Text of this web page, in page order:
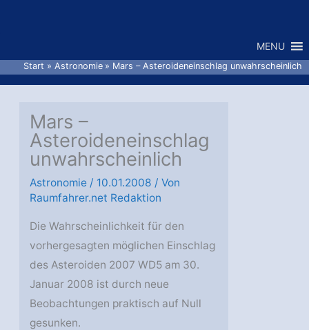
MENU
Start Astronomie Mars – Asteroideneinschlag unwahrscheinlich
Mars –
Asteroideneinschlag
unwahrscheinlich
Astronomie / 10.01.2008 / Von
Raumfahrer.net Redaktion
Die Wahrscheinlichkeit für den
vorhergesagten möglichen Einschlag
des Asteroiden 2007 WD5 am 30.
Januar 2008 ist durch neue
Beobachtungen praktisch auf Null
gesunken.